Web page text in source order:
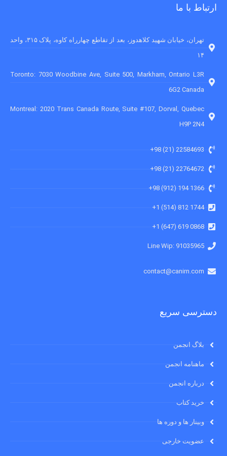
ارتباط با ما
تهران، خیابان شهید کلاهدوز، بعد از تقاطع چهارراه کاوه، پلاک ۳۱۵، واحد
۱۴
Toronto: 7030 Woodbine Ave, Suite 500, Markham, Ontario L3R
6G2 Canada
Montreal: 2020 Trans Canada Route, Suite #107, Dorval, Quebec
H9P 2N4
22584693 (21) 98+
22764672 (21) 98+
1366 194 (912) 98+
1744 812 (514) 1+
0868 619 (647) 1+
91035965 :Line Wip
contact@canirn.com
دسترسی سریع
بلاگ انجمن
ماهنامه انجمن
درباره انجمن
خرید کتاب
وبینار ها و دوره ها
عضویت خارجی